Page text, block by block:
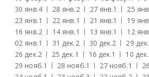
30 янв.4 28 янв.2 27 янв.1 25
23 янв.1 22 янв.1 21 янв.1 19
16 янв.2 14 янв.1 13 янв.1 12
02 янв.1 31 дек.2 30 дек.2 29 дек.
26 дек.2 25 дек.1 16 дек.1 10 дек.
29 нояб.1 28 нояб.1 27 нояб.1